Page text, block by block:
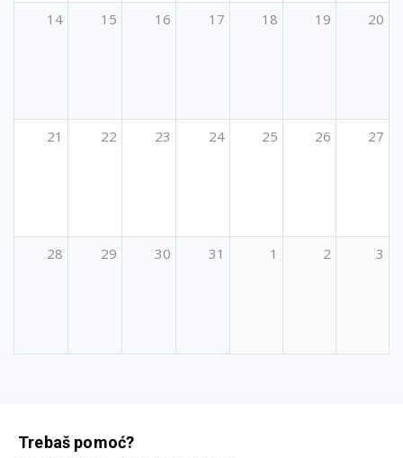
14 15 16 17 18 19 20
21 22 23 24 25 26 27
28 29 30 31 1 2 3
Trebaš pomoć?